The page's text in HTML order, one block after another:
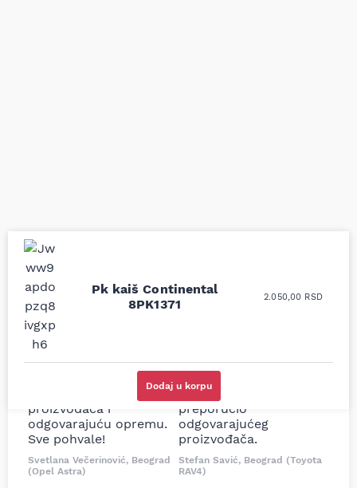
Pk kaiš Continental
8PK1371
2.050,00 RSD
Dodaj u korpu
Uporedila sam sve
moguće online
prodavnice auto delova
i definitivno najbolje
cene su ovde. Kupila
sam više puta auto
delove iz MD Auto. Uvek
dobra preporuka za
proizvođača i
odgovarajuću opremu.
Sve pohvale!
Svetlana Večerinović, Beograd
(Opel Astra)
Odlična usluga i
ljubazni prodavci.
potreban za moju
Tojotu, ali me je Miloš
podsetio, istražio i
preporučio
odgovarajućeg
proizvođača.
Stefan Savić, Beograd (Toyota
RAV4)